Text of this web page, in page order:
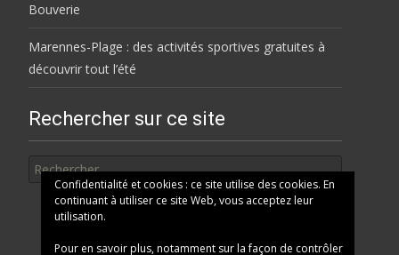
Bouverie
Marennes-Plage : des activités sportives gratuites à
découvrir tout l’été
Rechercher sur ce site
Confidentialité et cookies : ce site utilise des cookies. En
continuant à utiliser ce site Web, vous acceptez leur
utilisation.
Pour en savoir plus, notamment sur la façon de contrôler